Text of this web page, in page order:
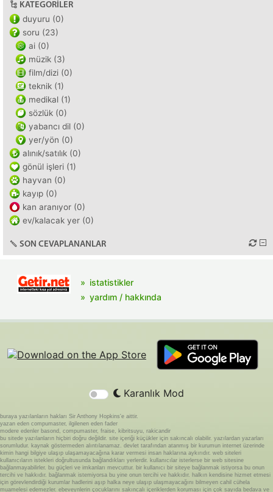
KATEGORILER
duyuru (0)
soru (23)
ai (0)
müzik (3)
film/dizi (0)
teknik (1)
medikal (1)
sözlük (0)
yabancı dil (0)
yer/yön (0)
alınık/satılık (0)
gönül işleri (1)
hayvan (0)
kayıp (0)
kan aranıyor (0)
ev/kalacak yer (0)
SON CEVAPLANANLAR
istatistikler
yardım / hakkında
Karanlık Mod
buraya yazılanların hakları Sir Anthony Hopkins'e aittir.
yazan eden compumaster, ilgilenen eden fader
modere edenler basond, compumaster, fraise, kibritsuyu, rakicandir
bu sitede yazılanların hiçbiri doğru değildir. site içeriği küçükler için sakıncalı olabilir. yazılardan yazarları
sorumludur. kaynak göstermeden alıntılanamaz. devlet tarafından atanmış bir kurumun internet üzerinde
kimin hangi bilgiye ulaşıp ulaşamayacağına karar vermesi insan haklarına aykırıdır. web siteleri
kullanıcıların istekleri doğrultusunda bağlandıkları yerlerdir. kullanıcılar isterlerse bir web sitesine
bağlanmayabilirler. bu güçleri ve imkanları mevcuttur. bir kullanıcı bir siteye bağlanmak istiyorsa bu onun
tercihi ve hakkıdır. bağlanmak istemiyorsa bu yine onun tercihi ve hakkıdır. halkın kendisine hizmet etmesi
için görevlendirdiği kurumlar hadlerini aşıp halka neye ulaşıp ulaşmayacağını bilmeyen cahil cühela
muamelesi edemezler. ebeveynlerin çocuklarını sakıncalı içeriklerden koruması için çok sayıda bedava ve